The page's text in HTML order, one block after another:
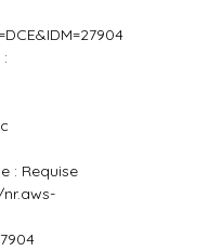
: Requise